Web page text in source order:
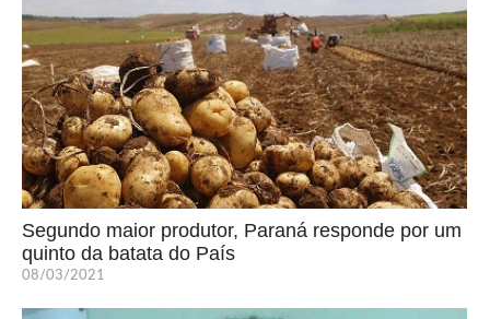
Segundo maior produtor, Paraná responde por um
quinto da batata do País
08/03/2021